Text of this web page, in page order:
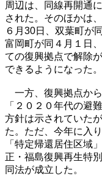
周辺は、同線再開通
された。そのほかは
６月30日、双葉町が
富岡町が同４月１日
ての復興拠点で解除
できるようになった。
一方、復興拠点か
「２０２０年代の避
方針は示されていた
た。ただ、今年に入
「特定帰還居住区域
正・福島復興再生特
同法が成立した。